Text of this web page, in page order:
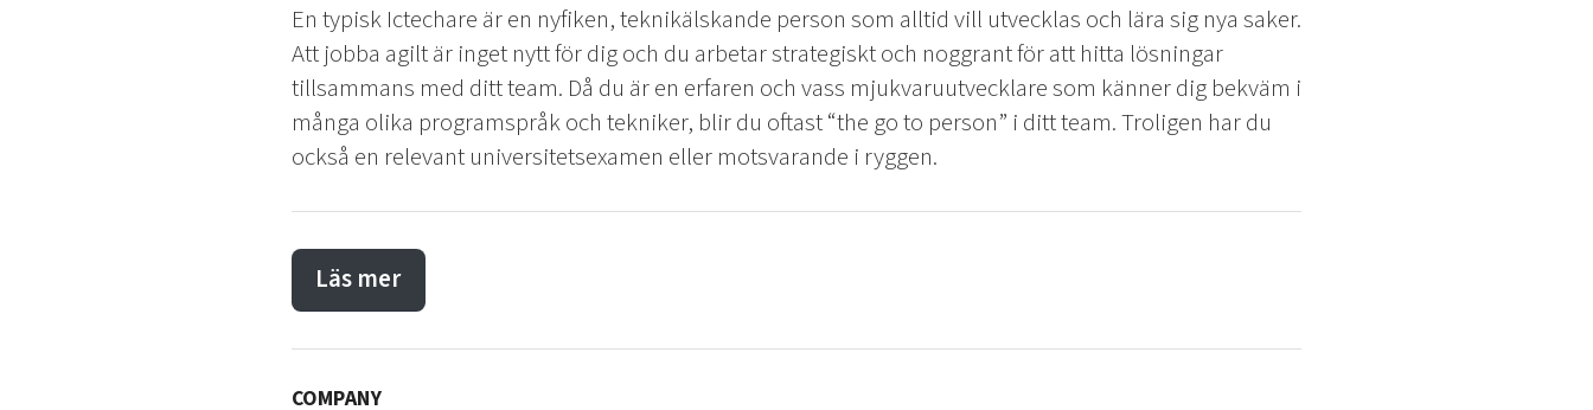
En typisk Ictechare är en nyfiken, teknikälskande person som alltid vill utvecklas och lära sig nya saker.
Att jobba agilt är inget nytt för dig och du arbetar strategiskt och noggrant för att hitta lösningar
tillsammans med ditt team. Då du är en erfaren och vass mjukvaruutvecklare som känner dig bekväm i
många olika programspråk och tekniker, blir du oftast “the go to person” i ditt team. Troligen har du
också en relevant universitetsexamen eller motsvarande i ryggen.
Läs mer
COMPANY